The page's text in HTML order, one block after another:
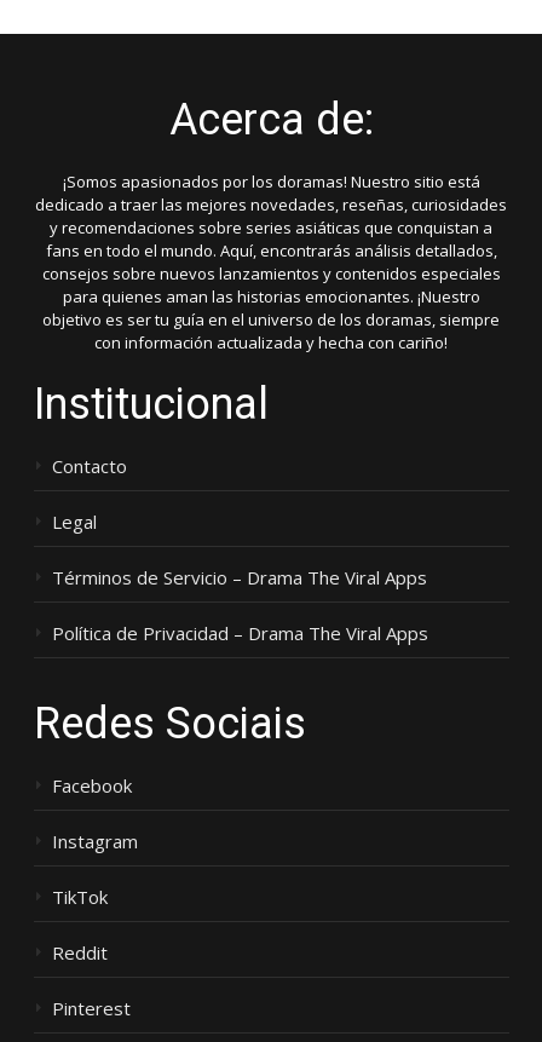
Acerca de:
¡Somos apasionados por los doramas! Nuestro sitio está
dedicado a traer las mejores novedades, reseñas, curiosidades
y recomendaciones sobre series asiáticas que conquistan a
fans en todo el mundo. Aquí, encontrarás análisis detallados,
consejos sobre nuevos lanzamientos y contenidos especiales
para quienes aman las historias emocionantes. ¡Nuestro
objetivo es ser tu guía en el universo de los doramas, siempre
con información actualizada y hecha con cariño!
Institucional
Contacto
Legal
Términos de Servicio – Drama The Viral Apps
Política de Privacidad – Drama The Viral Apps
Redes Sociais
Facebook
Instagram
TikTok
Reddit
Pinterest